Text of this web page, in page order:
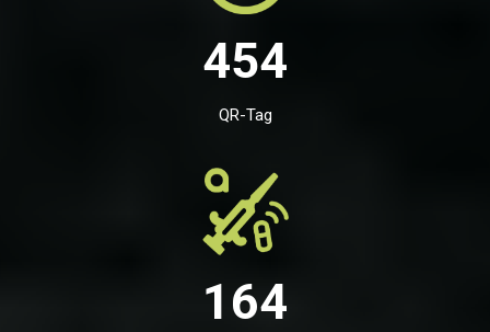
454
QR-Tag
164